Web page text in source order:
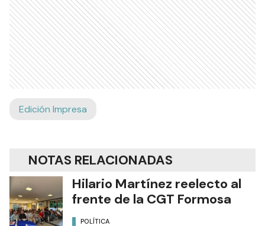
Edición Impresa
NOTAS RELACIONADAS
Hilario Martínez reelecto al
frente de la CGT Formosa
POLÍTICA